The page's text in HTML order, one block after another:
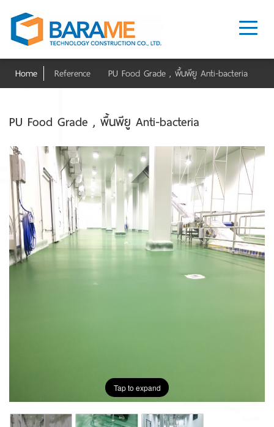
Home Reference PU Food Grade , พื้นพียู Anti-bacteria
PU Food Grade , พื้นพียู Anti-bacteria
Tap to expand